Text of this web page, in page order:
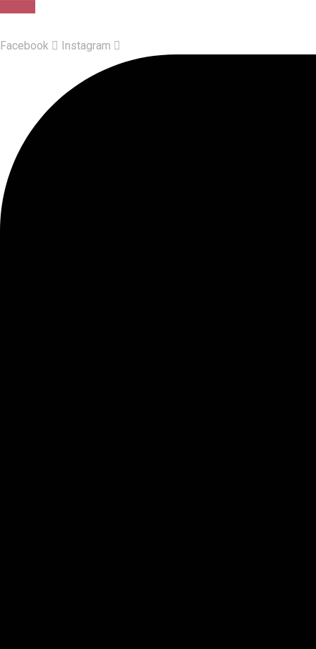
Facebook Instagram